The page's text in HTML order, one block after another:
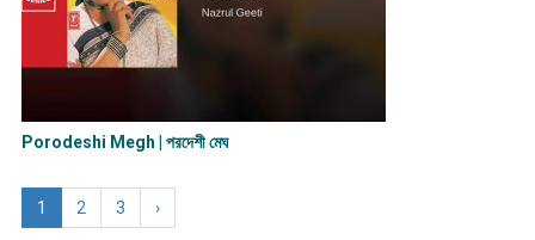
Porodeshi Megh | পরদেশী মেঘ
1 2 3 ›